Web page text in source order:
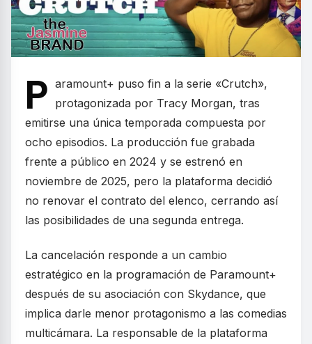
P aramount+ puso fin a la serie «Crutch»,
protagonizada por Tracy Morgan, tras
emitirse una única temporada compuesta por
ocho episodios. La producción fue grabada
frente a público en 2024 y se estrenó en
noviembre de 2025, pero la plataforma decidió
no renovar el contrato del elenco, cerrando así
las posibilidades de una segunda entrega.
La cancelación responde a un cambio
estratégico en la programación de Paramount+
después de su asociación con Skydance, que
implica darle menor protagonismo a las comedias
multicámara. La responsable de la plataforma